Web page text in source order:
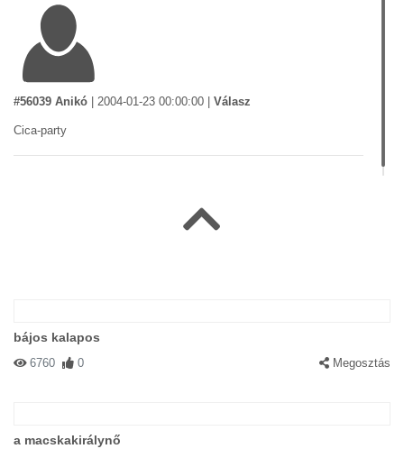
#56039 Anikó 2004-01-23 00:00:00 Válasz
Cica-party
bájos kalapos
6760 0 Megosztás
a macskakirálynő